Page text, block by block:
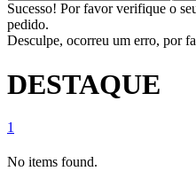
Sucesso! Por favor verifique o
pedido.
Desculpe, ocorreu um erro, por
DESTAQUE
1
No items found.